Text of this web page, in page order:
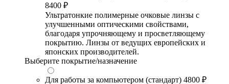
8400 ₽
Ультратонкие полимерные очковые линзы с
улучшенными оптическими свойствами,
благодаря упрочняющему и просветляющему
покрытию. Линзы от ведущих европейских и
японских производителей.
Выберите покрытие/назначение
Для работы за компьютером (стандарт) 4800 ₽